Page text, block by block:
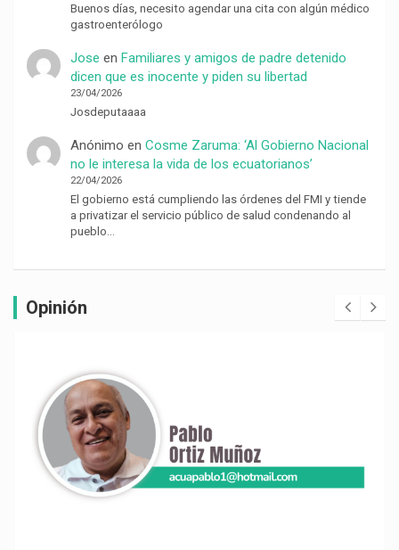
Buenos días, necesito agendar una cita con algún médico
gastroenterólogo
Jose en Familiares y amigos de padre detenido
dicen que es inocente y piden su libertad
23/04/2026
Josdeputaaaa
Anónimo en Cosme Zaruma: ‘Al Gobierno Nacional
no le interesa la vida de los ecuatorianos’
22/04/2026
El gobierno está cumpliendo las órdenes del FMI y tiende
a privatizar el servicio público de salud condenando al
pueblo…
Opinión